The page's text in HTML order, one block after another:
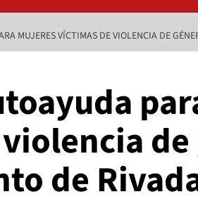
MUJERES VÍCTIMAS DE VIOLENCIA DE
de